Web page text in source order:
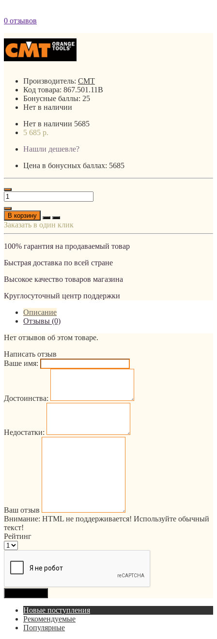
0 отзывов
Производитель: CMT
Код товара: 867.501.11B
Бонусные баллы: 25
Нет в наличии
Нет в наличии 5685
5 685 р.
Нашли дешевле?
Цена в бонусных баллах: 5685
В корзину
Заказать в один клик
100% гарантия на продаваемый товар
Быстрая доставка по всей стране
Высокое качество товаров магазина
Круглосуточный центр поддержки
Описание
Отзывы (0)
Нет отзывов об этом товаре.
Написать отзыв
Ваше имя:
Достоинства:
Недостатки:
Ваш отзыв
Внимание: HTML не поддерживается! Используйте обычный
текст!
Рейтинг
Новые поступления
Рекомендуемые
Популярные